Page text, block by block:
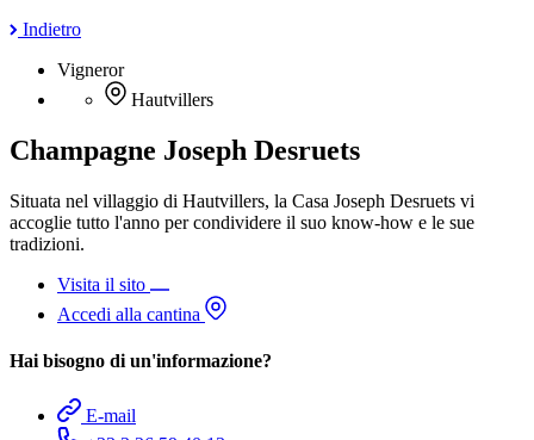
Indietro
Vigneror
Hautvillers
Champagne Joseph Desruets
Situata nel villaggio di Hautvillers, la Casa Joseph Desruets vi
accoglie tutto l'anno per condividere il suo know-how e le sue
tradizioni.
Visita il sito
Accedi alla cantina
Hai bisogno di un'informazione?
E-mail